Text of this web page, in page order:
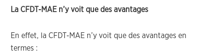
La CFDT-MAE n’y voit que des avantages
En effet, la CFDT-MAE n’y voit que des avantages en
termes :